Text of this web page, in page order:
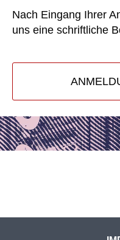
Nach Eingang Ihrer
uns eine schriftliche